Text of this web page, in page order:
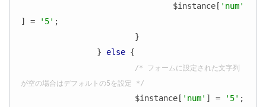
				$instance[
'num'
] =
'5' ;
		}
else {
/* フォームに設定された文字列
が空の場合はデフォルトの5を設定 */
			$instance[
'num' ] = '5' ;